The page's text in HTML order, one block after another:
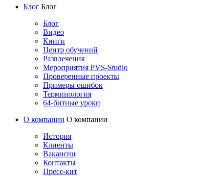
Блог Блог
Блог
Видео
Книги
Центр обучений
Развлечения
Мероприятия PVS-Studio
Проверенные проекты
Примеры ошибок
Терминология
64-битные уроки
О компании О компании
История
Клиенты
Вакансии
Контакты
Пресс-кит